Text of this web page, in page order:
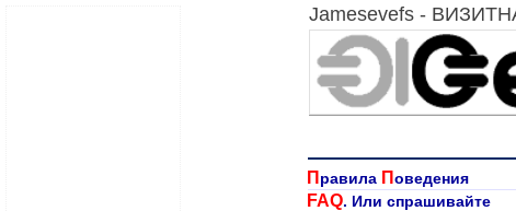
Jamesevefs -
П равила Поведения
FAQ. Или спрашивайте